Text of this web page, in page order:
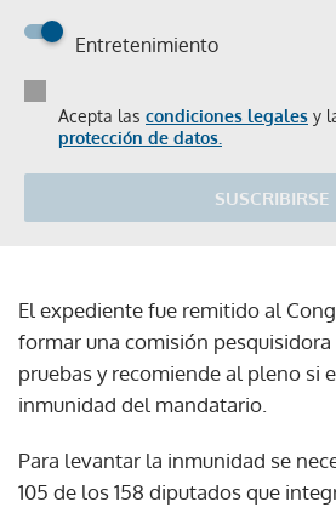
Entretenimiento
Acepta las condiciones legales y
protección de datos.
SUSCRIBIRSE
El expediente fue remitido al
formar una comisión
pruebas y recomiende al pleno si
inmunidad del mandatario.
Para levantar la inmunidad se
105 de los 158 diputados que